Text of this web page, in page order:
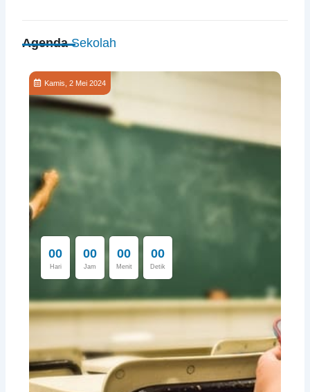
Agenda Sekolah
Kamis, 2 Mei 2024
00
Hari
00
Jam
00
Menit
00
Detik